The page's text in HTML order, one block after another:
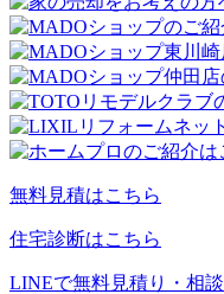
無料見積はこちら
住宅診断はこちら
LINEで無料見積り・相談